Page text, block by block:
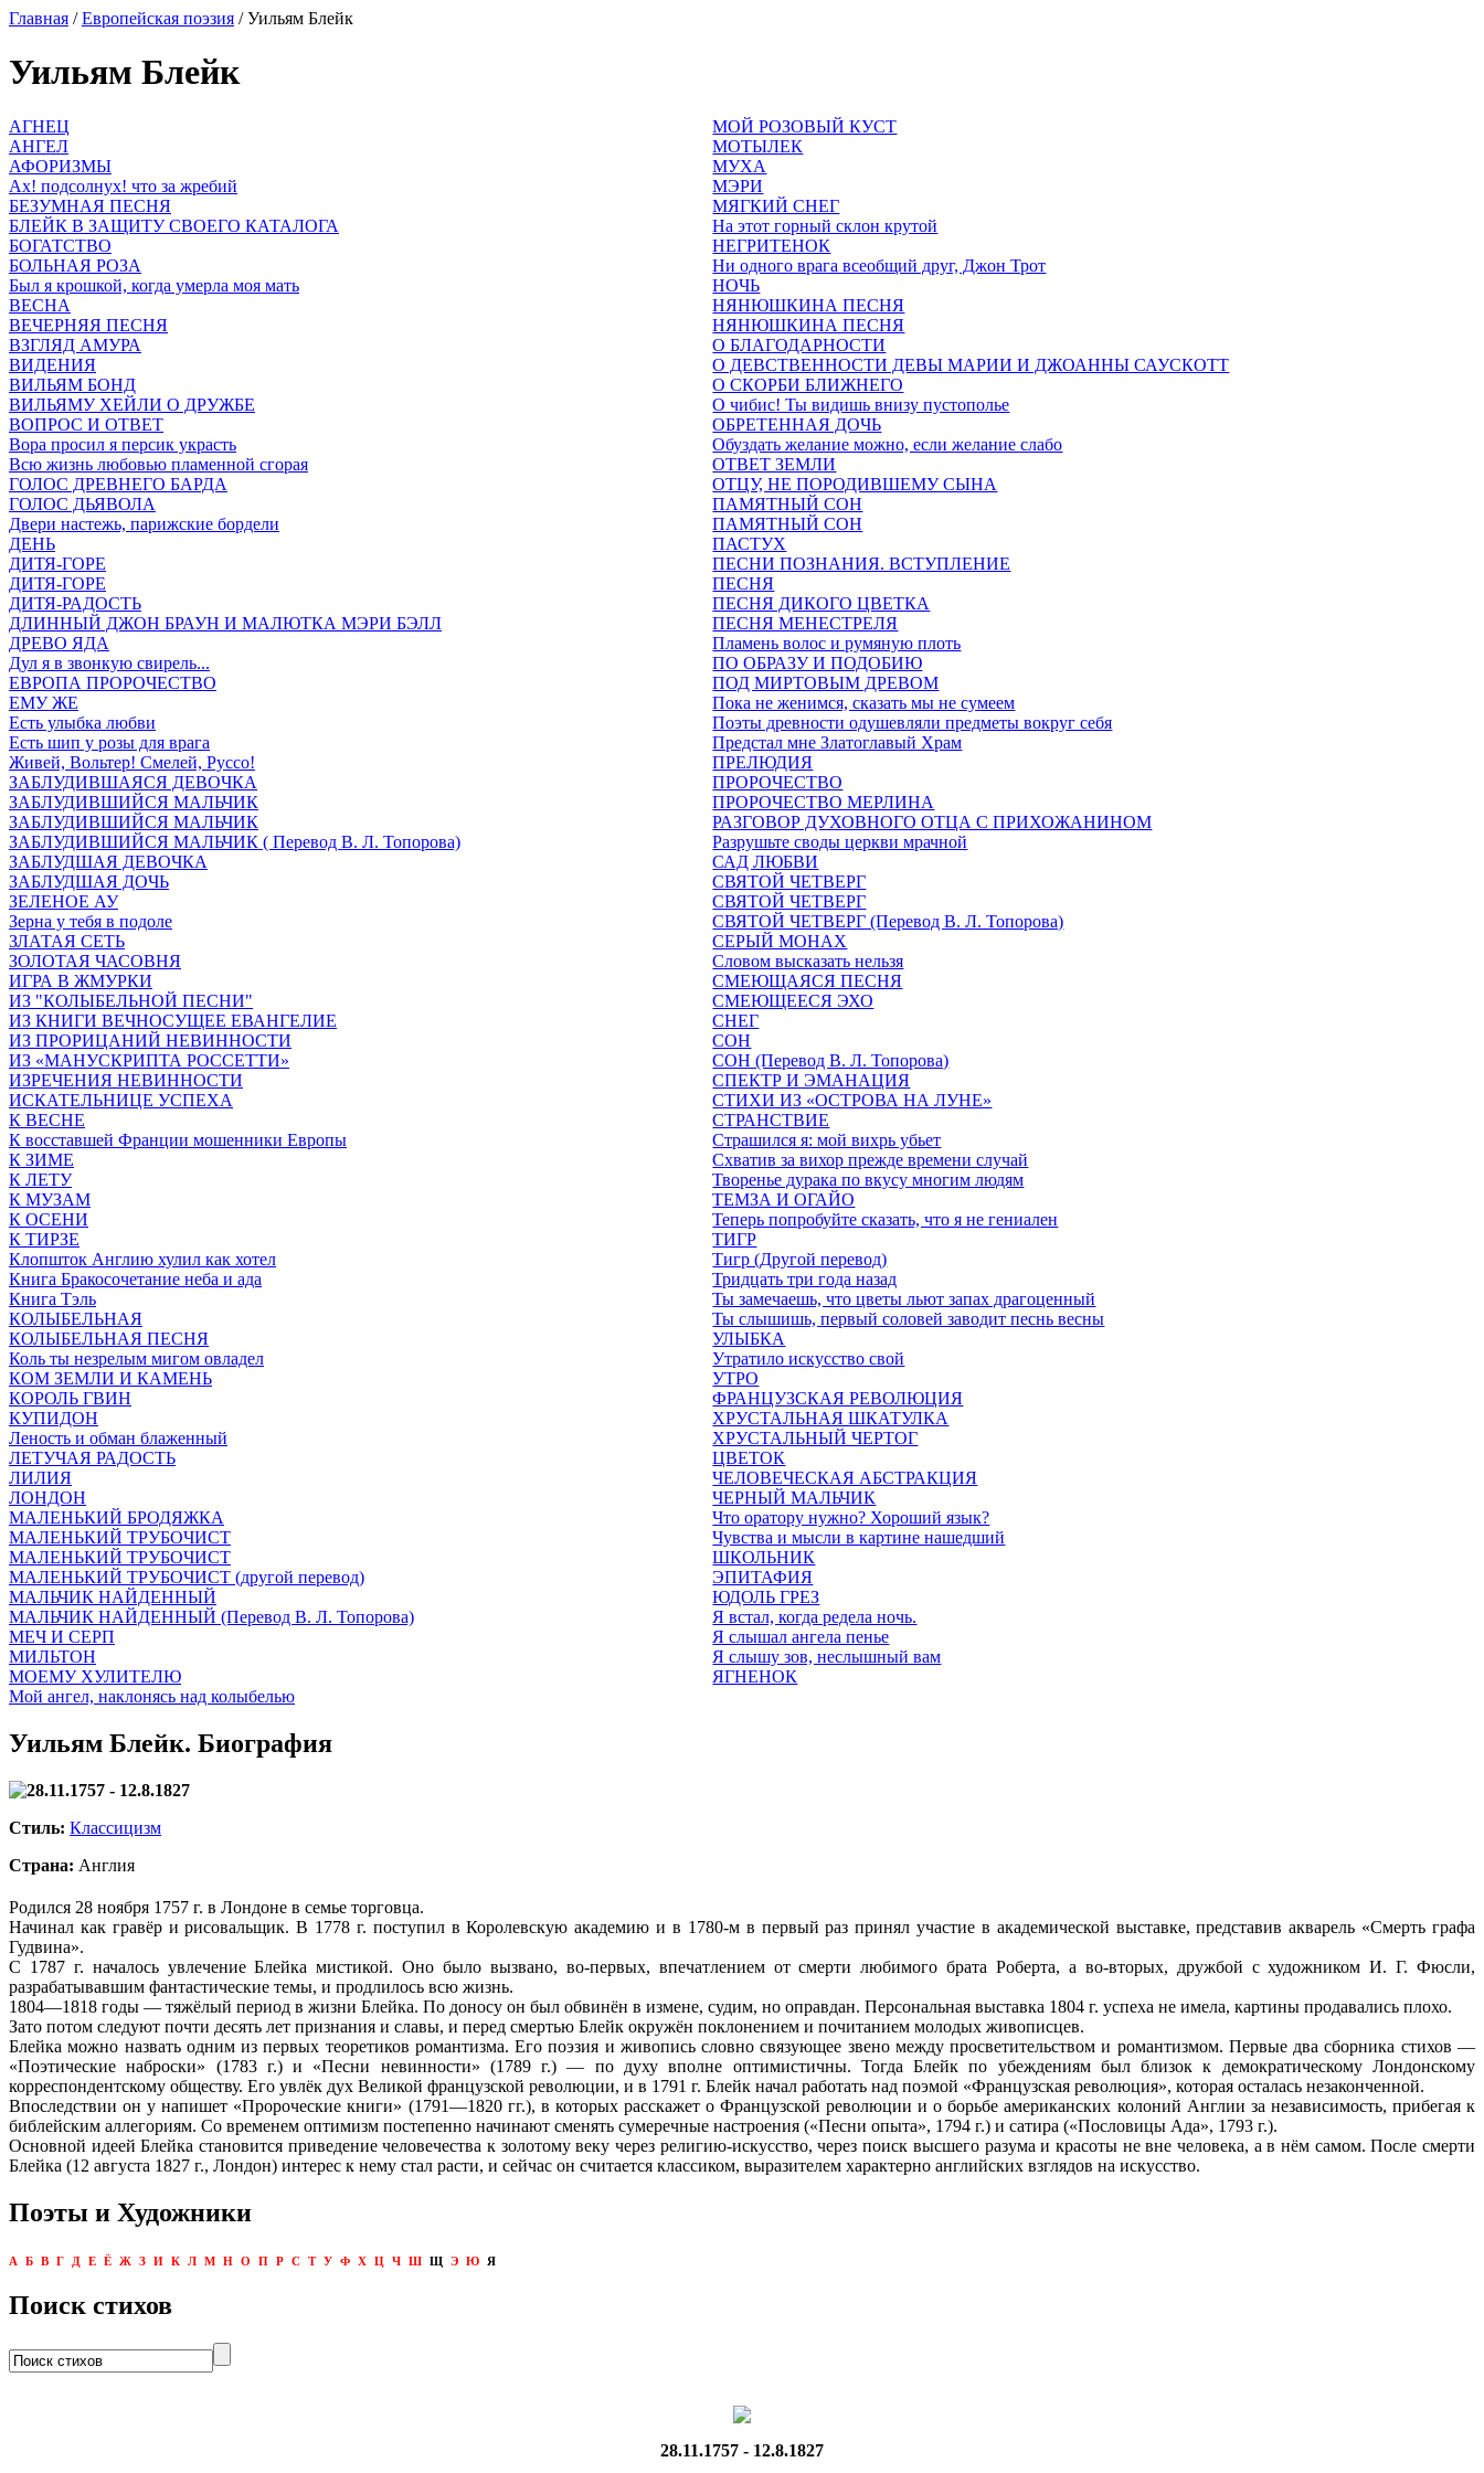
Главная /Европейская поэзия / Уильям Блейк
Уильям Блейк
АГНЕЦ
АНГЕЛ
АФОРИЗМЫ
Ах! подсолнух! что за жребий
БЕЗУМНАЯ ПЕСНЯ
БЛЕЙК В ЗАЩИТУ СВОЕГО КАТАЛОГА
БОГАТСТВО
БОЛЬНАЯ РОЗА
Был я крошкой, когда умерла моя мать
ВЕСНА
ВЕЧЕРНЯЯ ПЕСНЯ
ВЗГЛЯД АМУРА
ВИДЕНИЯ
ВИЛЬЯМ БОНД
ВИЛЬЯМУ ХЕЙЛИ О ДРУЖБЕ
ВОПРОС И ОТВЕТ
Вора просил я персик украсть
Всю жизнь любовью пламенной сгорая
ГОЛОС ДРЕВНЕГО БАРДА
ГОЛОС ДЬЯВОЛА
Двери настежь, парижские бордели
ДЕНЬ
ДИТЯ-ГОРЕ
ДИТЯ-ГОРЕ
ДИТЯ-РАДОСТЬ
ДЛИННЫЙ ДЖОН БРАУН И МАЛЮТКА МЭРИ БЭЛЛ
ДРЕВО ЯДА
Дул я в звонкую свирель...
ЕВРОПА ПРОРОЧЕСТВО
ЕМУ ЖЕ
Есть улыбка любви
Есть шип у розы для врага
Живей, Вольтер! Смелей, Руссо!
ЗАБЛУДИВШАЯСЯ ДЕВОЧКА
ЗАБЛУДИВШИЙСЯ МАЛЬЧИК
ЗАБЛУДИВШИЙСЯ МАЛЬЧИК
ЗАБЛУДИВШИЙСЯ МАЛЬЧИК ( Перевод В. Л. Топорова)
ЗАБЛУДШАЯ ДЕВОЧКА
ЗАБЛУДШАЯ ДОЧЬ
ЗЕЛЕНОЕ АУ
Зерна у тебя в подоле
ЗЛАТАЯ СЕТЬ
ЗОЛОТАЯ ЧАСОВНЯ
ИГРА В ЖМУРКИ
ИЗ "КОЛЫБЕЛЬНОЙ ПЕСНИ"
ИЗ КНИГИ ВЕЧНОСУЩЕЕ ЕВАНГЕЛИЕ
ИЗ ПРОРИЦАНИЙ НЕВИННОСТИ
ИЗ «МАНУСКРИПТА РОССЕТТИ»
ИЗРЕЧЕНИЯ НЕВИННОСТИ
ИСКАТЕЛЬНИЦЕ УСПЕХА
К ВЕСНЕ
К восставшей Франции мошенники Европы
К ЗИМЕ
К ЛЕТУ
К МУЗАМ
К ОСЕНИ
К ТИРЗЕ
Клопшток Англию хулил как хотел
Книга Бракосочетание неба и ада
Книга Тэль
КОЛЫБЕЛЬНАЯ
КОЛЫБЕЛЬНАЯ ПЕСНЯ
Коль ты незрелым мигом овладел
КОМ ЗЕМЛИ И КАМЕНЬ
КОРОЛЬ ГВИН
КУПИДОН
Леность и обман блаженный
ЛЕТУЧАЯ РАДОСТЬ
ЛИЛИЯ
ЛОНДОН
МАЛЕНЬКИЙ БРОДЯЖКА
МАЛЕНЬКИЙ ТРУБОЧИСТ
МАЛЕНЬКИЙ ТРУБОЧИСТ
МАЛЕНЬКИЙ ТРУБОЧИСТ (другой перевод)
МАЛЬЧИК НАЙДЕННЫЙ
МАЛЬЧИК НАЙДЕННЫЙ (Перевод В. Л. Топорова)
МЕЧ И СЕРП
МИЛЬТОН
МОЕМУ ХУЛИТЕЛЮ
Мой ангел, наклонясь над колыбелью
МОЙ РОЗОВЫЙ КУСТ
МОТЫЛЕК
МУХА
МЭРИ
МЯГКИЙ СНЕГ
На этот горный склон крутой
НЕГРИТЕНОК
Ни одного врага всеобщий друг, Джон Трот
НОЧЬ
НЯНЮШКИНА ПЕСНЯ
НЯНЮШКИНА ПЕСНЯ
О БЛАГОДАРНОСТИ
О ДЕВСТВЕННОСТИ ДЕВЫ МАРИИ И ДЖОАННЫ САУСКОТТ
О СКОРБИ БЛИЖНЕГО
О чибис! Ты видишь внизу пустополье
ОБРЕТЕННАЯ ДОЧЬ
Обуздать желание можно, если желание слабо
ОТВЕТ ЗЕМЛИ
ОТЦУ, НЕ ПОРОДИВШЕМУ СЫНА
ПАМЯТНЫЙ СОН
ПАМЯТНЫЙ СОН
ПАСТУХ
ПЕСНИ ПОЗНАНИЯ. ВСТУПЛЕНИЕ
ПЕСНЯ
ПЕСНЯ ДИКОГО ЦВЕТКА
ПЕСНЯ МЕНЕСТРЕЛЯ
Пламень волос и румяную плоть
ПО ОБРАЗУ И ПОДОБИЮ
ПОД МИРТОВЫМ ДРЕВОМ
Пока не женимся, сказать мы не сумеем
Поэты древности одушевляли предметы вокруг себя
Предстал мне Златоглавый Храм
ПРЕЛЮДИЯ
ПРОРОЧЕСТВО
ПРОРОЧЕСТВО МЕРЛИНА
РАЗГОВОР ДУХОВНОГО ОТЦА С ПРИХОЖАНИНОМ
Разрушьте своды церкви мрачной
САД ЛЮБВИ
СВЯТОЙ ЧЕТВЕРГ
СВЯТОЙ ЧЕТВЕРГ
СВЯТОЙ ЧЕТВЕРГ (Перевод В. Л. Топорова)
СЕРЫЙ МОНАХ
Словом высказать нельзя
СМЕЮЩАЯСЯ ПЕСНЯ
СМЕЮЩЕЕСЯ ЭХО
СНЕГ
СОН
СОН (Перевод В. Л. Топорова)
СПЕКТР И ЭМАНАЦИЯ
СТИХИ ИЗ «ОСТРОВА НА ЛУНЕ»
СТРАНСТВИЕ
Страшился я: мой вихрь убьет
Схватив за вихор прежде времени случай
Творенье дурака по вкусу многим людям
ТЕМЗА И ОГАЙО
Теперь попробуйте сказать, что я не гениален
ТИГР
Тигр (Другой перевод)
Тридцать три года назад
Ты замечаешь, что цветы льют запах драгоценный
Ты слышишь, первый соловей заводит песнь весны
УЛЫБКА
Утратило искусство свой
УТРО
ФРАНЦУЗСКАЯ РЕВОЛЮЦИЯ
ХРУСТАЛЬНАЯ ШКАТУЛКА
ХРУСТАЛЬНЫЙ ЧЕРТОГ
ЦВЕТОК
ЧЕЛОВЕЧЕСКАЯ АБСТРАКЦИЯ
ЧЕРНЫЙ МАЛЬЧИК
Что оратору нужно? Хороший язык?
Чувства и мысли в картине нашедший
ШКОЛЬНИК
ЭПИТАФИЯ
ЮДОЛЬ ГРЕЗ
Я встал, когда редела ночь.
Я слышал ангела пенье
Я слышу зов, неслышный вам
ЯГНЕНОК
Уильям Блейк. Биография
28.11.1757 - 12.8.1827
Стиль: Классицизм
Страна: Англия
Родился 28 ноября 1757 г. в Лондоне в семье торговца.
Начинал как гравёр и рисовальщик. В 1778 г. поступил в Королевскую академию и в 1780-м в первый раз принял участие в академической выставке, представив акварель «Смерть графа
Гудвина».
С 1787 г. началось увлечение Блейка мистикой. Оно было вызвано, во-первых, впечатлением от смерти любимого брата Роберта, а во-вторых, дружбой с художником И. Г. Фюсли,
разрабатывавшим фантастические темы, и продлилось всю жизнь.
1804—1818 годы — тяжёлый период в жизни Блейка. По доносу он был обвинён в измене, судим, но оправдан. Персональная выставка 1804 г. успеха не имела, картины продавались плохо.
Зато потом следуют почти десять лет признания и славы, и перед смертью Блейк окружён поклонением и почитанием молодых живописцев.
Блейка можно назвать одним из первых теоретиков романтизма. Его поэзия и живопись словно связующее звено между просветительством и романтизмом. Первые два сборника стихов —
«Поэтические наброски» (1783 г.) и «Песни невинности» (1789 г.) — по духу вполне оптимистичны. Тогда Блейк по убеждениям был близок к демократическому Лондонскому
корреспондентскому обществу. Его увлёк дух Великой французской революции, и в 1791 г. Блейк начал работать над поэмой «Французская революция», которая осталась незаконченной.
Впоследствии он у напишет «Пророческие книги» (1791—1820 гг.), в которых расскажет о Французской революции и о борьбе американских колоний Англии за независимость, прибегая к
библейским аллегориям. Со временем оптимизм постепенно начинают сменять сумеречные настроения («Песни опыта», 1794 г.) и сатира («Пословицы Ада», 1793 г.).
Основной идеей Блейка становится приведение человечества к золотому веку через религию-искусство, через поиск высшего разума и красоты не вне человека, а в нём самом. После смерти
Блейка (12 августа 1827 г., Лондон) интерес к нему стал расти, и сейчас он считается классиком, выразителем характерно английских взглядов на искусство.
Поэты и Художники
А Б В Г Д Е Ё Ж З И К Л М Н О П Р С Т У Ф Х Ц Ч Ш Щ Э Ю Я
Поиск стихов
28.11.1757 - 12.8.1827